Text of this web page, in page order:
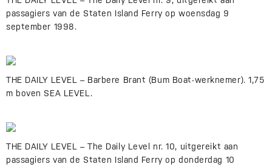
passagiers van de Staten Island Ferry op woensdag 9
september 1998.
THE DAILY LEVEL – Barbere Brant (Bum Boat-werknemer). 1,75
m boven SEA LEVEL.
THE DAILY LEVEL – The Daily Level nr. 10, uitgereikt aan
passagiers van de Staten Island Ferry op donderdag 10